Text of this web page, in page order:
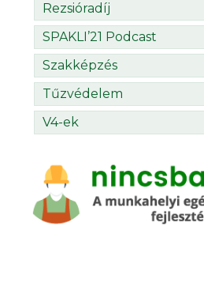
Rezsióradíj
SPAKLI’21 Podcast
Szakképzés
Tűzvédelem
V4-ek